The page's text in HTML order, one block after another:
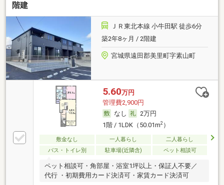
階建
ＪＲ東北本線 小牛田駅 徒歩6分
築2年8ヶ月 / 2階建
宮城県遠田郡美里町字素山町
5.60万円
管理費2,900円
なし
2万円
1階 / 1LDK（50.01m2）
敷金なし 一人暮らし
二人暮らし
バス・トイレ別
駐車場(近隣含) ペット相談可
ペット相談可・角部屋・浴室1坪以上・保証人不要／
代行 ・初期費用カード決済可・家賃カード決済可